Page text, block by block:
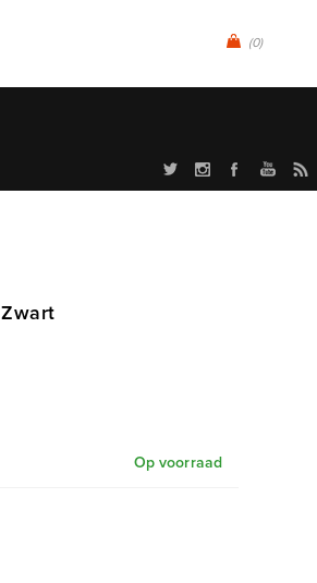
(0)
Op voorraad